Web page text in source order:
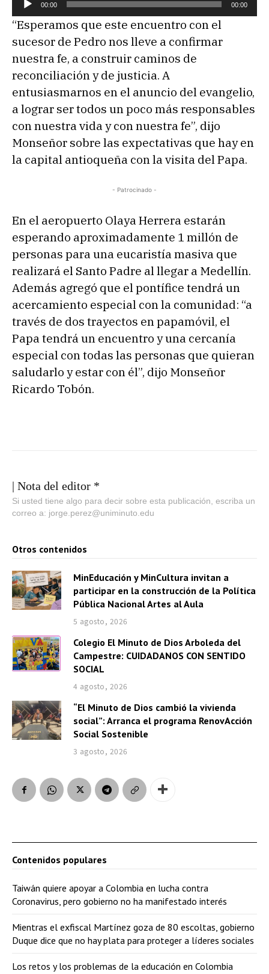
e
p
r
o
d
u
c
t
o
r
a
u
d
i
o
00:00 00:00
“Esperamos que este encuentro con el
sucesor de Pedro nos lleve a confirmar
nuestra fe, a construir caminos de
reconciliación y de justicia. A
entusiasmarnos en el anuncio del evangelio,
a lograr ser todos un poco más responsables
con nuestra vida y con nuestra fe”, dijo
Monseñor sobre las expectativas que hay en
la capital antioqueña con la visita del Papa.
- Patrocinado -
En el aeropuerto Olaya Herrera estarán
esperando aproximadamente 1 millón de
personas para una eucaristía masiva que
realizará el Santo Padre al llegar a Medellín.
Además agregó que el pontífice tendrá un
acercamiento especial con la comunidad: “a
través de dos trayectos en papamóvil, el
Papa tendrá un encuentro y una cercanía
especial con todas las personas que quieran
saludarlo y estar con él”, dijo Monseñor
Ricardo Tobón.
| Nota del editor *
Si usted tiene algo para decir sobre esta publicación, escriba un
correo a: jorge.perez@uniminuto.edu
Otros contenidos
MinEducación y MinCultura invitan a
participar en la construcción de la Política
Pública Nacional Artes al Aula
5 agosto, 2026
Colegio El Minuto de Dios Arboleda del
Campestre: CUIDADANOS CON SENTIDO
SOCIAL
4 agosto, 2026
“El Minuto de Dios cambió la vivienda
social”: Arranca el programa RenovAcción
Social Sostenible
3 agosto, 2026
Contenidos populares
Taiwán quiere apoyar a Colombia en lucha contra
Coronavirus, pero gobierno no ha manifestado interés
Mientras el exfiscal Martínez goza de 80 escoltas, gobierno
Duque dice que no hay plata para proteger a líderes sociales
Los retos y los problemas de la educación en Colombia